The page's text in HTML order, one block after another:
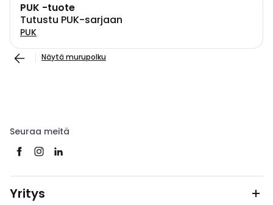
PUK -tuote
Tutustu PUK-sarjaan
PUK
Näytä murupolku
Seuraa meitä
Yritys